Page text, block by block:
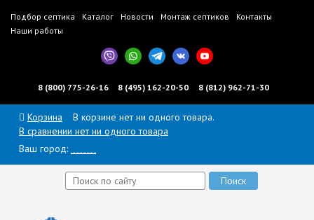
Подбор септика Каталог Новости Монтаж септиков
Контакты
Наши работы
8 (800) 775-26-16 8 (495) 162-20-50 8 (812) 962-71-30
Корзина
В корзине нет ни одного товара.
В сравнении нет ни одного товара
Ваш город: